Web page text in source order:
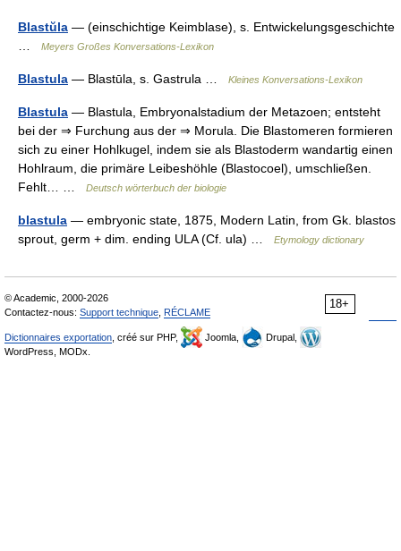
Blastŭla — (einschichtige Keimblase), s. Entwickelungsgeschichte
Meyers Großes Konversations-Lexikon
Blastula — Blastūla, s. Gastrula … Kleines Konversations-Lexikon
Blastula — Blastula, Embryonalstadium der Metazoen; entsteht
bei der ⇒ Furchung aus der ⇒ Morula. Die Blastomeren formieren
sich zu einer Hohlkugel, indem sie als Blastoderm wandartig einen
Hohlraum, die primäre Leibeshöhle (Blastocoel), umschließen.
Fehlt… …
Deutsch wörterbuch der biologie
blastula — embryonic state, 1875, Modern Latin, from Gk. blastos
sprout, germ + dim. ending ULA (Cf. ula) …
Etymology dictionary
18+
© Academic, 2000-2026
Contactez-nous: Support technique RÉCLAME
Dictionnaires exportation , créé sur PHP, Joomla,
Drupal,
WordPress, MODx.